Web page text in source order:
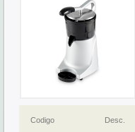
Codigo Desc.